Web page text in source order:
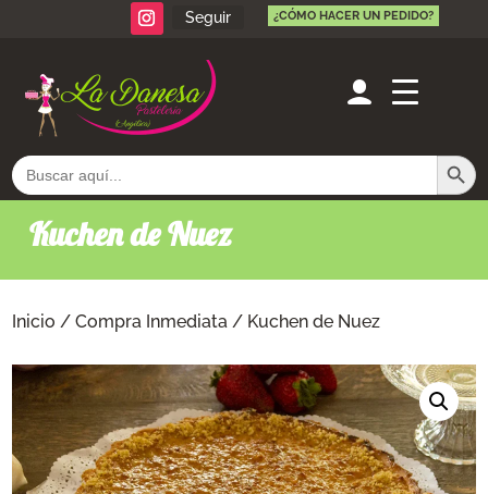
Seguir ¿CÓMO HACER UN PEDIDO?
Buscar: Botón de
Kuchen de Nuez
Inicio /Compra Inmediata / Kuchen de Nuez